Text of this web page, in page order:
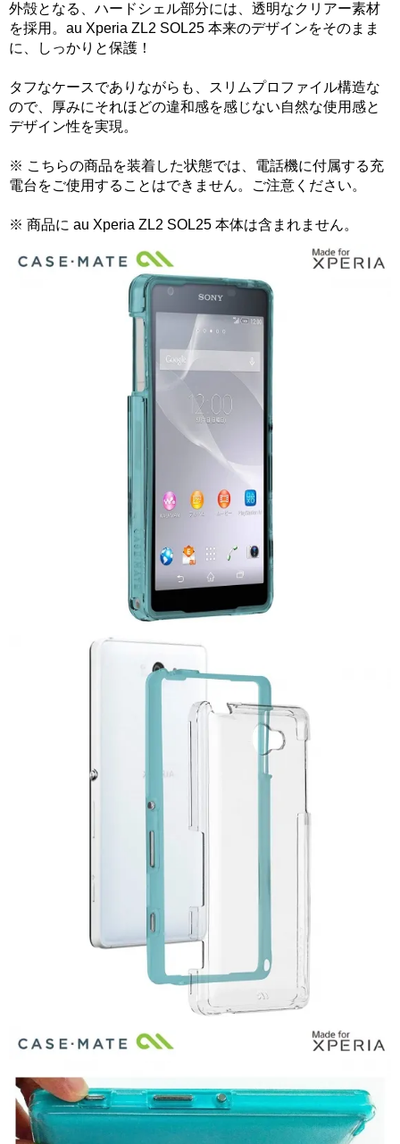
外殻となる、ハードシェル部分には、透明なクリアー素材
を採用。au Xperia ZL2 SOL25 本来のデザインをそのまま
に、しっかりと保護！
タフなケースでありながらも、スリムプロファイル構造な
ので、厚みにそれほどの違和感を感じない自然な使用感と
デザイン性を実現。
※ こちらの商品を装着した状態では、電話機に付属する充
電台をご使用することはできません。ご注意ください。
※ 商品に au Xperia ZL2 SOL25 本体は含まれません。